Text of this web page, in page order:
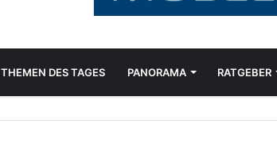
THEMEN DES TAGES PANORAMA RATGEBER